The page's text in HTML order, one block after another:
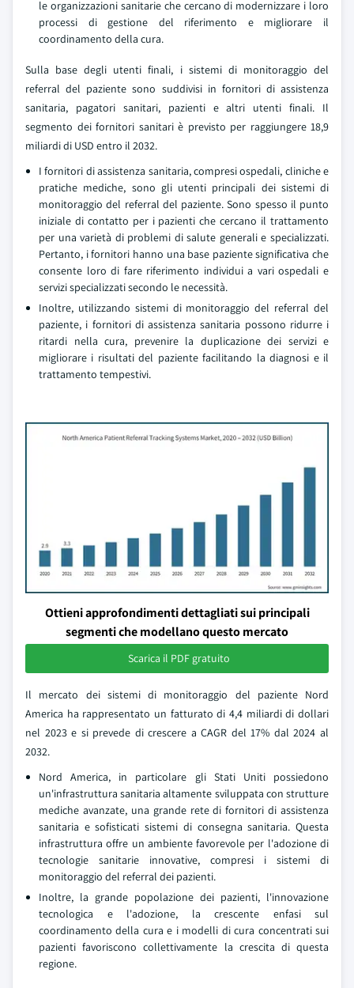
le organizzazioni sanitarie che cercano di modernizzare i loro
processi di gestione del riferimento e migliorare il
coordinamento della cura.
Sulla base degli utenti finali, i sistemi di monitoraggio del
referral del paziente sono suddivisi in fornitori di assistenza
sanitaria, pagatori sanitari, pazienti e altri utenti finali. Il
segmento dei fornitori sanitari è previsto per raggiungere 18,9
miliardi di USD entro il 2032.
I fornitori di assistenza sanitaria, compresi ospedali, cliniche e
pratiche mediche, sono gli utenti principali dei sistemi di
monitoraggio del referral del paziente. Sono spesso il punto
iniziale di contatto per i pazienti che cercano il trattamento
per una varietà di problemi di salute generali e specializzati.
Pertanto, i fornitori hanno una base paziente significativa che
consente loro di fare riferimento individui a vari ospedali e
servizi specializzati secondo le necessità.
Inoltre, utilizzando sistemi di monitoraggio del referral del
paziente, i fornitori di assistenza sanitaria possono ridurre i
ritardi nella cura, prevenire la duplicazione dei servizi e
migliorare i risultati del paziente facilitando la diagnosi e il
trattamento tempestivi.
Ottieni approfondimenti dettagliati sui principali
segmenti che modellano questo mercato
Scarica il PDF gratuito
Il mercato dei sistemi di monitoraggio del paziente Nord
America ha rappresentato un fatturato di 4,4 miliardi di dollari
nel 2023 e si prevede di crescere a CAGR del 17% dal 2024 al
2032.
Nord America, in particolare gli Stati Uniti possiedono
un'infrastruttura sanitaria altamente sviluppata con strutture
mediche avanzate, una grande rete di fornitori di assistenza
sanitaria e sofisticati sistemi di consegna sanitaria. Questa
infrastruttura offre un ambiente favorevole per l'adozione di
tecnologie sanitarie innovative, compresi i sistemi di
monitoraggio del referral dei pazienti.
Inoltre, la grande popolazione dei pazienti, l'innovazione
tecnologica e l'adozione, la crescente enfasi sul
coordinamento della cura e i modelli di cura concentrati sui
pazienti favoriscono collettivamente la crescita di questa
regione.